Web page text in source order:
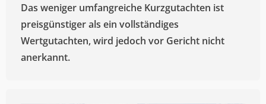
Das weniger umfangreiche Kurzgutachten ist
preisgünstiger als ein vollständiges
Wertgutachten, wird jedoch vor Gericht nicht
anerkannt.